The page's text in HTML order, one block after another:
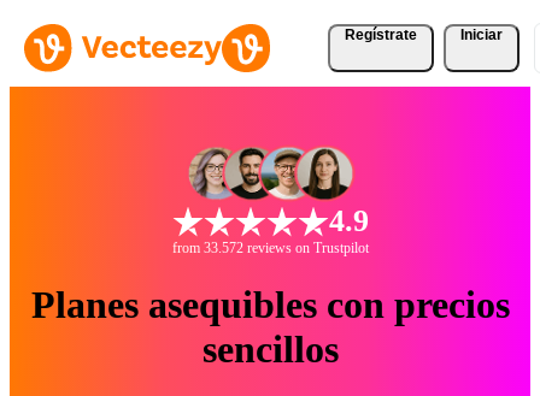
Regístrate Iniciar
4.9
from 33.572 reviews on Trustpilot
Planes asequibles con precios
sencillos